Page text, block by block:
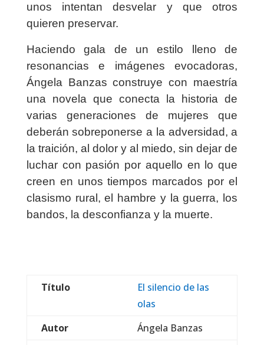
unos intentan desvelar y que otros
quieren preservar.
Haciendo gala de un estilo lleno de
resonancias e imágenes evocadoras,
Ángela Banzas construye con maestría
una novela que conecta la historia de
varias generaciones de mujeres que
deberán sobreponerse a la adversidad, a
la traición, al dolor y al miedo, sin dejar de
luchar con pasión por aquello en lo que
creen en unos tiempos marcados por el
clasismo rural, el hambre y la guerra, los
bandos, la desconfianza y la muerte.
Título
El silencio de las
olas
Autor
Ángela Banzas